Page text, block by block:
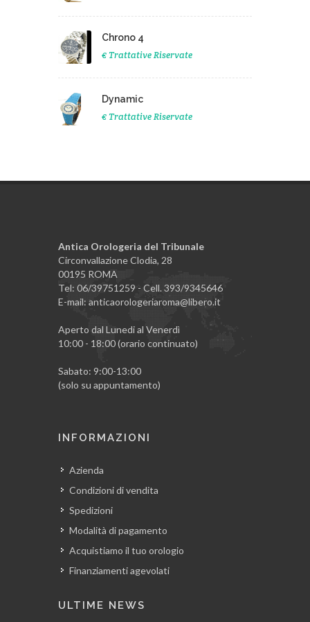
Chrono 4
€ Trattative Riservate
Dynamic
€ Trattative Riservate
Antica Orologeria del Tribunale
Circonvallazione Clodia, 28
00195 ROMA
Tel: 06/39751259 - Cell. 393/9345646
E-mail: anticaorologeriaroma@libero.it
Aperto dal Lunedi al Venerdì
10:00 - 18:00 (orario continuato)
Sabato: 9:00-13:00
(solo su appuntamento)
INFORMAZIONI
Azienda
Condizioni di vendita
Spedizioni
Modalità di pagamento
Acquistiamo il tuo orologio
Finanziamenti agevolati
ULTIME NEWS